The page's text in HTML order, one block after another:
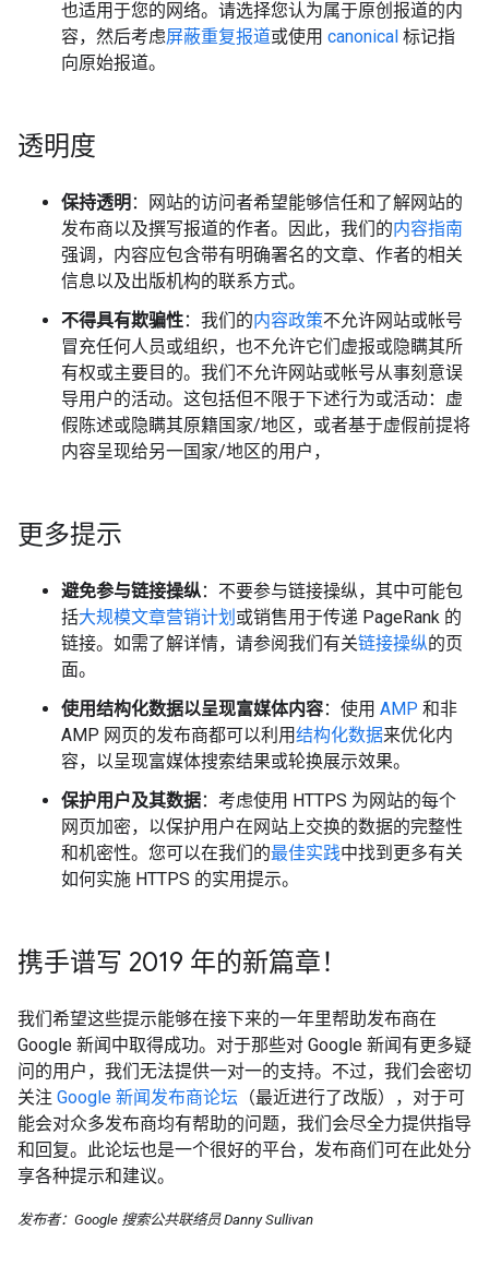
也适用于您的网络。请选择您认为属于原创报道的内
容，然后考虑屏蔽重复报道或使用 canonical 标记指
向原始报道。
透明度
保持透明 ：网站的访问者希望能够信任和了解网站的
发布商以及撰写报道的作者。因此，我们的内容指南
强调，内容应包含带有明确署名的文章、作者的相关
信息以及出版机构的联系方式。
不得具有欺骗性：我们的内容政策不允许网站或帐号
冒充任何人员或组织，也不允许它们虚报或隐瞒其所
有权或主要目的。我们不允许网站或帐号从事刻意误
导用户的活动。这包括但不限于下述行为或活动：虚
假陈述或隐瞒其原籍国家/地区，或者基于虚假前提将
内容呈现给另一国家/地区的用户，
更多提示
避免参与链接操纵：不要参与链接操纵，其中可能包
括大规模文章营销计划 或销售用于传递 PageRank 的
链接。如需了解详情，请参阅我们有关链接操纵的页
面。
使用结构化数据以呈现富媒体内容：使用 AMP 和非
AMP 网页的发布商都可以利用结构化数据来优化内
容，以呈现富媒体搜索结果或轮换展示效果。
保护用户及其数据：考虑使用 HTTPS 为网站的每个
网页加密，以保护用户在网站上交换的数据的完整性
和机密性。您可以在我们的最佳实践中找到更多有关
如何实施 HTTPS 的实用提示。
携手谱写 2019 年的新篇章！
我们希望这些提示能够在接下来的一年里帮助发布商在
Google 新闻中取得成功。对于那些对 Google 新闻有更多疑
问的用户，我们无法提供一对一的支持。不过，我们会密切
关注 Google 新闻发布商论坛 （最近进行了改版），对于可
能会对众多发布商均有帮助的问题，我们会尽全力提供指导
和回复。此论坛也是一个很好的平台，发布商们可在此处分
享各种提示和建议。
发布者：Google 搜索公共联络员 Danny Sullivan